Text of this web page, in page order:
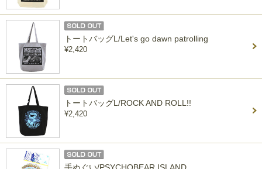
トートバッグL/Let's go dawn patrolling
¥2,420
トートバッグL/ROCK AND ROLL!!
¥2,420